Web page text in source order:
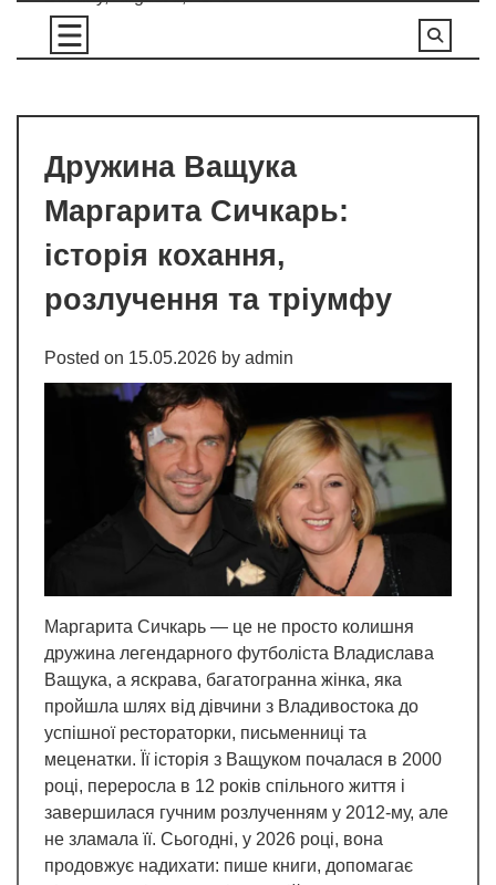
content
Дружина Ващука
Маргарита Сичкарь:
історія кохання,
розлучення та тріумфу
Posted on 15.05.2026 by admin
Маргарита Сичкарь — це не просто колишня
дружина легендарного футболіста Владислава
Ващука, а яскрава, багатогранна жінка, яка
пройшла шлях від дівчини з Владивостока до
успішної рестораторки, письменниці та
меценатки. Її історія з Ващуком почалася в 2000
році, переросла в 12 років спільного життя і
завершилася гучним розлученням у 2012-му, але
не зламала її. Сьогодні, у 2026 році, вона
продовжує надихати: пише книги, допомагає